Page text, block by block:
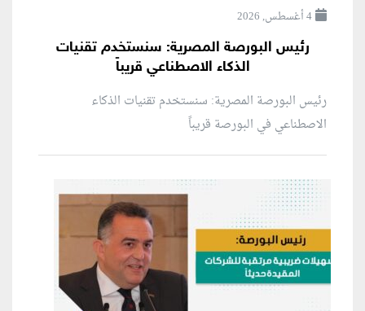
4 أغسطس, 2026
رئيس البورصة المصرية: سنستخدم تقنيات
الذكاء الاصطناعي قريباً
رئيس البورصة المصرية: سنستخدم تقنيات الذكاء
الاصطناعي في البورصة قريباً